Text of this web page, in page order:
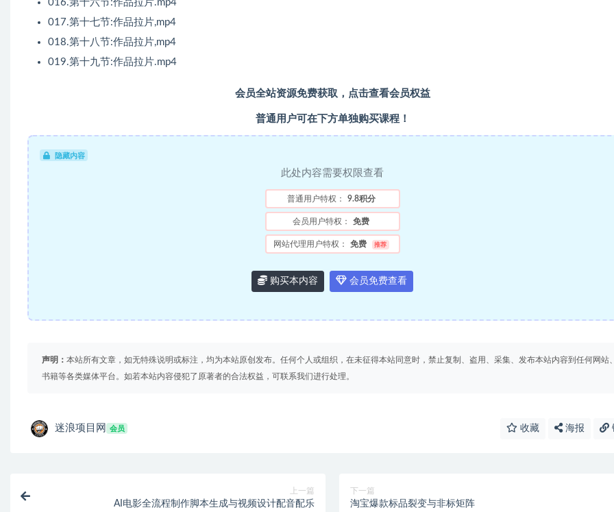
016.第十六节:作品拉片.mp4
017.第十七节:作品拉片,mp4
018.第十八节:作品拉片,mp4
019.第十九节:作品拉片.mp4
会员全站资源免费获取，点击查看会员权益
普通用户可在下方单独购买课程！
隐藏内容
此处内容需要权限查看
普通用户特权： 9.8积分
会员用户特权： 免费
网站代理用户特权： 免费 推荐
购买本内容 会员免费查看
声明： 本站所有文章，如无特殊说明或标注，均为本站原创发布。任何个人或组织，在未征得本站同意时，禁止复制、盗用、采集、发布本站内容到任何网站
书籍等各类媒体平台。如若本站内容侵犯了原著者的合法权益，可联系我们进行处理。
迷浪项目网 会员 收藏 海报
上一篇
AI电影全流程制作脚本生成与视频设计配音配乐
下一篇
淘宝爆款标品裂变与非标矩阵